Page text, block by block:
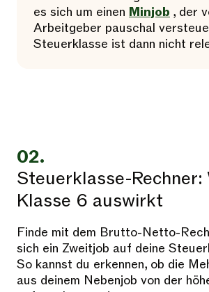
es sich um einen Minjob , der
Arbeitgeber pauschal
Steuerklasse ist dann nicht
02.
Steuerklasse-Rechner:
Klasse 6 auswirkt
Finde mit dem Brutto-Netto-
sich ein Zweitjob auf deine
So kannst du erkennen, ob die
aus deinem Nebenjob von der